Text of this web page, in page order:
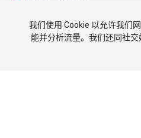
Unity 服务
XR
我们使用 Cookie 以允许我们
能并分析流量。我们还同社